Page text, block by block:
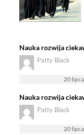
Nauka rozwija
Patty Black
20
Nauka rozwija
Patty Black
20